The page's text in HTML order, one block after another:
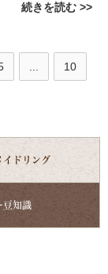
続きを読む
10
イドリング
豆知識